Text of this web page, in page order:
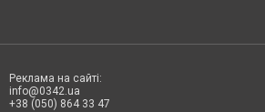
Реклама на сайті:
info@0342.ua
+38 (050) 864 33 47